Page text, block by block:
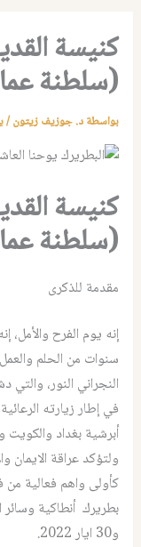
كنيسة
(سلطنة
بواسطةد. جوزيف زيتون/
كنيسة
(سلطنة
مقدمة للذكرى
إنه يوم الفرح والأمل،
سنوات من الحلم
النجراني النور، والتي
في إطار زيارته
أبرشية بغداد والكويت
ولتؤكد عراقة الايمان
كأولى واهم فعالية من
و30 ايار 2022.